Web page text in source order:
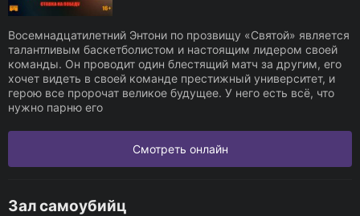
Восемнадцатилетний Энтони по прозвищу «Святой» является
талантливым баскетболистом и настоящим лидером своей
команды. Он проводит один блестящий матч за другим, его
хочет видеть в своей команде престижный университет, и
герою все пророчат великое будущее. У него есть всё, что
нужно парню его
Смотреть онлайн
Зал самоубийц